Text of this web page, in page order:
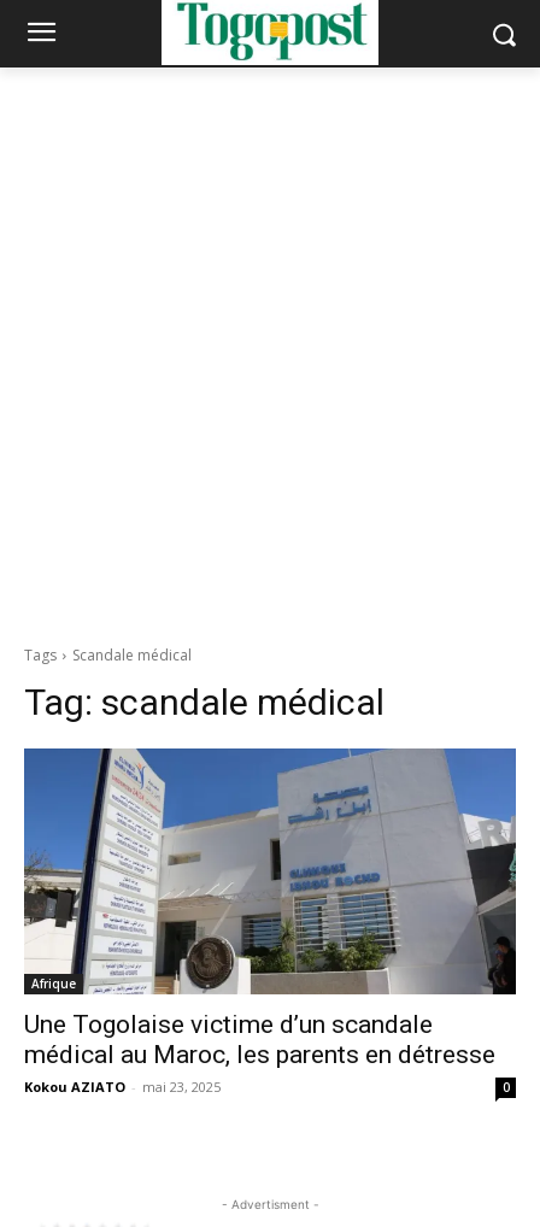
Tags Scandale médical
Tag: scandale médical
Afrique
Une Togolaise victime d’un scandale
médical au Maroc, les parents en détresse
Kokou AZIATO - mai 23, 2025 0
- Advertisment -